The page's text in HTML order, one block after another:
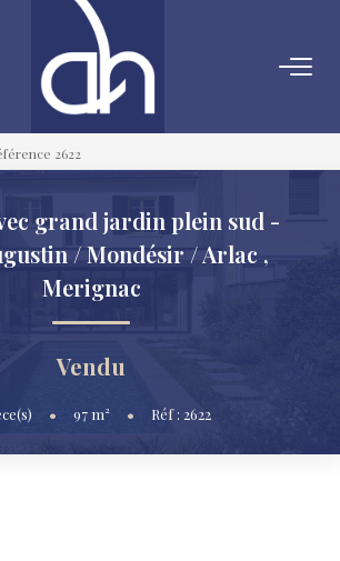
VENTE
ESTIMATION
LOCATION
SYNDIC
2622
grand jardin plein sud -
/ Mondésir / Arlac ,
Merignac
Vendu
• 97m² • Réf : 2622